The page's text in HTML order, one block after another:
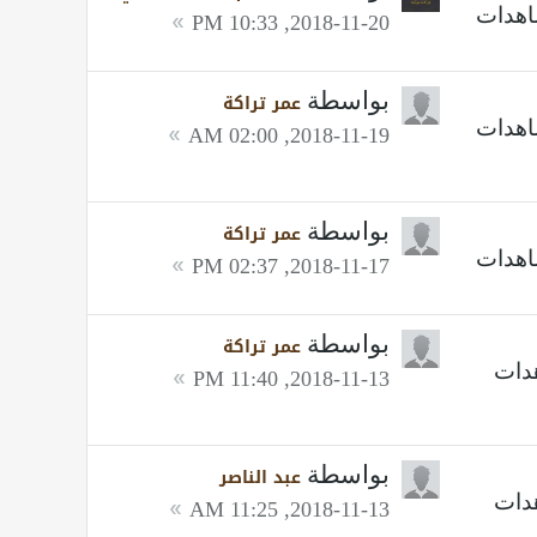
2018-11-20, 10:33 PM
بواسطة عمر تراكة
2018-11-19, 02:00 AM
بواسطة عمر تراكة
2018-11-17, 02:37 PM
بواسطة عمر تراكة
2018-11-13, 11:40 PM
بواسطة عبد الناصر
2018-11-13, 11:25 AM